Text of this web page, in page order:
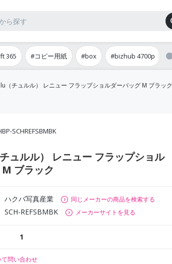
365 #コピー用紙 #box #bizhub 4700p
（チュルル） レニュー フラップショルダーバッグ M ブラック
SCHREFSBMBK
ュルル） レニュー フラップショル
ブラック
ハクバ写真産業 同じメーカーの商品を検索する
SCH-REFSBMBK メーカーサイトを見る
1
問い合わせ